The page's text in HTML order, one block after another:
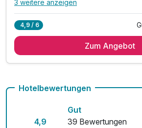
Alle Inklusivleistungen
All Inklusive
täglich reichhaltiges Frühstücksbuffet,
täglich Abendessen in Buffetform oder
Tischwein, alkoholfreie Getränke) von
Speisesaal, nicht im Restaurant)
3 weitere anzeigen
4,9 / 6
Zum Angebot
Hotelbewertungen
4,9
Gut
39 Bewertungen